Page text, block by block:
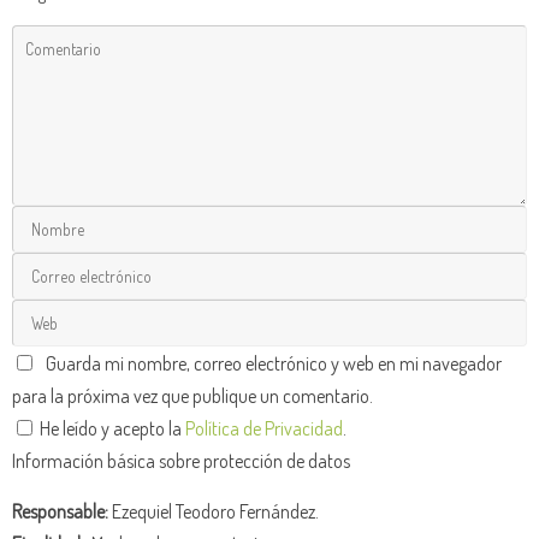
Guarda mi nombre, correo electrónico y web en mi navegador
para la próxima vez que publique un comentario.
He leído y acepto la Política de Privacidad
Información básica sobre protección de datos
Responsable:Ezequiel Teodoro Fernández.